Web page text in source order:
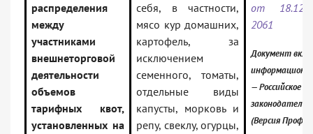
распределения
между
участниками
внешнеторговой
деятельности
объемов
тарифных квот,
установленных на
себя, в частности,
мясо кур домашних,
картофель, за
исключением
семенного, томаты,
отдельные виды
капусты, морковь и
репу, свеклу, огурцы,
от
2061
Документ
— Российское
(Версия Проф)